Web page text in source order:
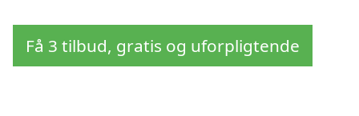
Få 3 tilbud, gratis og uforpligtende